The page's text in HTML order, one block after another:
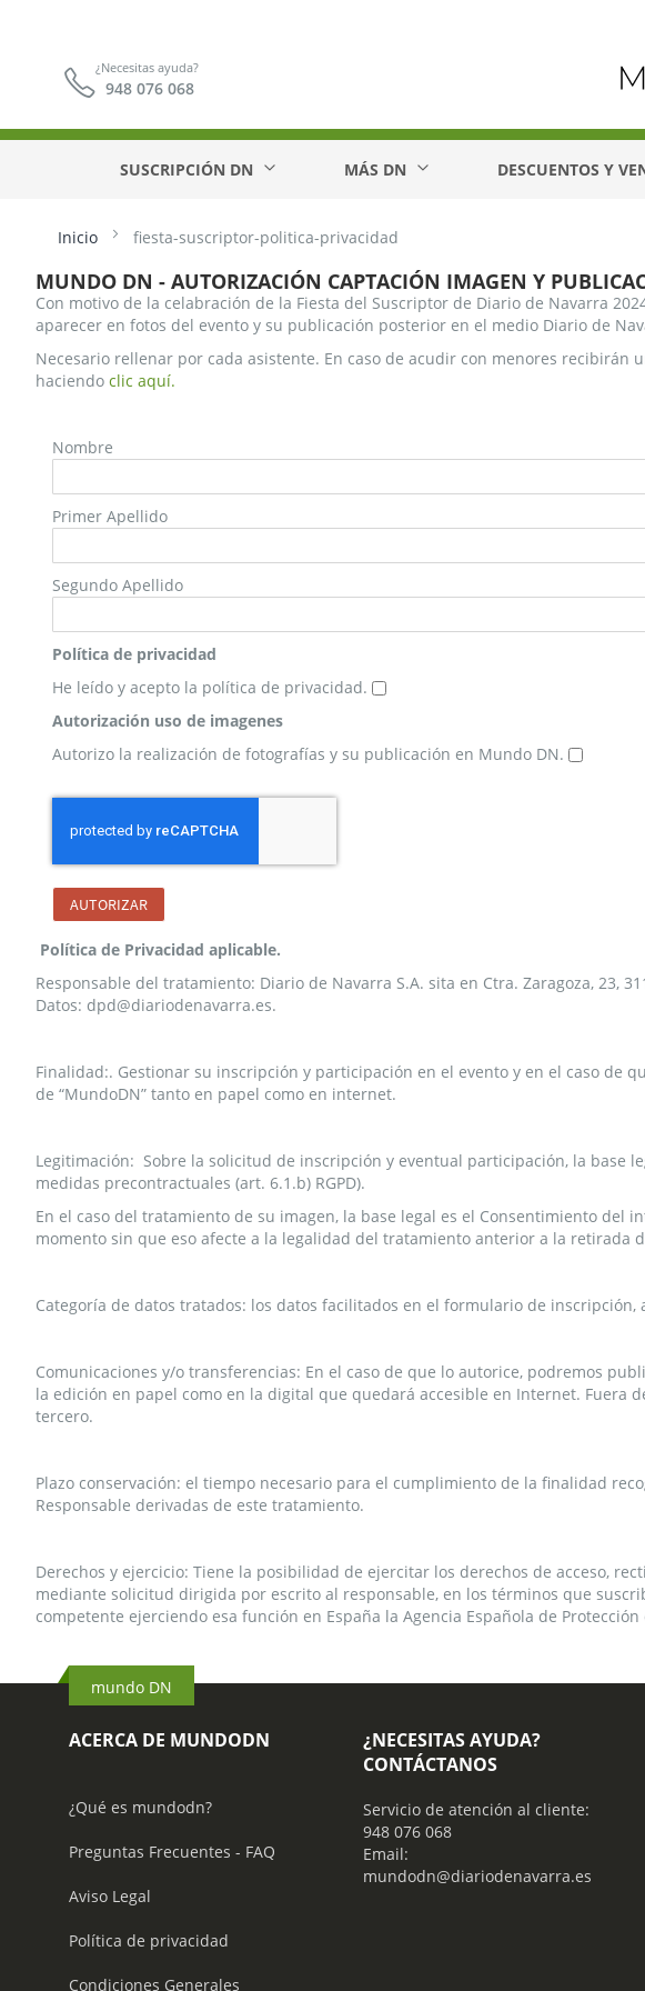
¿Necesitas ayuda?
948 076 068
SUSCRIPCIÓN DN MÁS DN DESCUENTOS Y
Inicio fiesta-suscriptor-politica-privacidad
MUNDO DN - AUTORIZACIÓN CAPTACIÓN IMAGEN Y
Con motivo de la celabración de la Fiesta del Suscriptor de Diario de Navarra
aparecer en fotos del evento y su publicación posterior en el medio Diario de
Necesario rellenar por cada asistente. En caso de acudir con menores
haciendo clic aquí.
Nombre
Primer Apellido
Segundo Apellido
Política de privacidad
He leído y acepto la política de privacidad.
Autorización uso de imagenes
Autorizo la realización de fotografías y su publicación en Mundo DN.
AUTORIZAR
Política de Privacidad aplicable.
Responsable del tratamiento: Diario de Navarra S.A. sita en Ctra. Zaragoza, 23,
Datos: dpd@diariodenavarra.es.
Finalidad:. Gestionar su inscripción y participación en el evento y en el caso de
de “MundoDN” tanto en papel como en internet.
Legitimación: Sobre la solicitud de inscripción y eventual participación, la base
medidas precontractuales (art. 6.1.b) RGPD).
En el caso del tratamiento de su imagen, la base legal es el Consentimiento
momento sin que eso afecte a la legalidad del tratamiento anterior a la retirada
Categoría de datos tratados: los datos facilitados en el formulario de
Comunicaciones y/o transferencias: En el caso de que lo autorice, podremos
la edición en papel como en la digital que quedará accesible en Internet. Fuera
tercero.
Plazo conservación: el tiempo necesario para el cumplimiento de la finalidad
Responsable derivadas de este tratamiento.
Derechos y ejercicio: Tiene la posibilidad de ejercitar los derechos de acceso,
mediante solicitud dirigida por escrito al responsable, en los términos que
competente ejerciendo esa función en España la Agencia Española de Protección
mundo DN
ACERCA DE MUNDODN
¿Qué es mundodn?
Preguntas Frecuentes - FAQ
Aviso Legal
Política de privacidad
Condiciones Generales
¿NECESITAS AYUDA?
CONTÁCTANOS
Servicio de atención al cliente:
948 076 068
Email:
mundodn@diariodenavarra.es